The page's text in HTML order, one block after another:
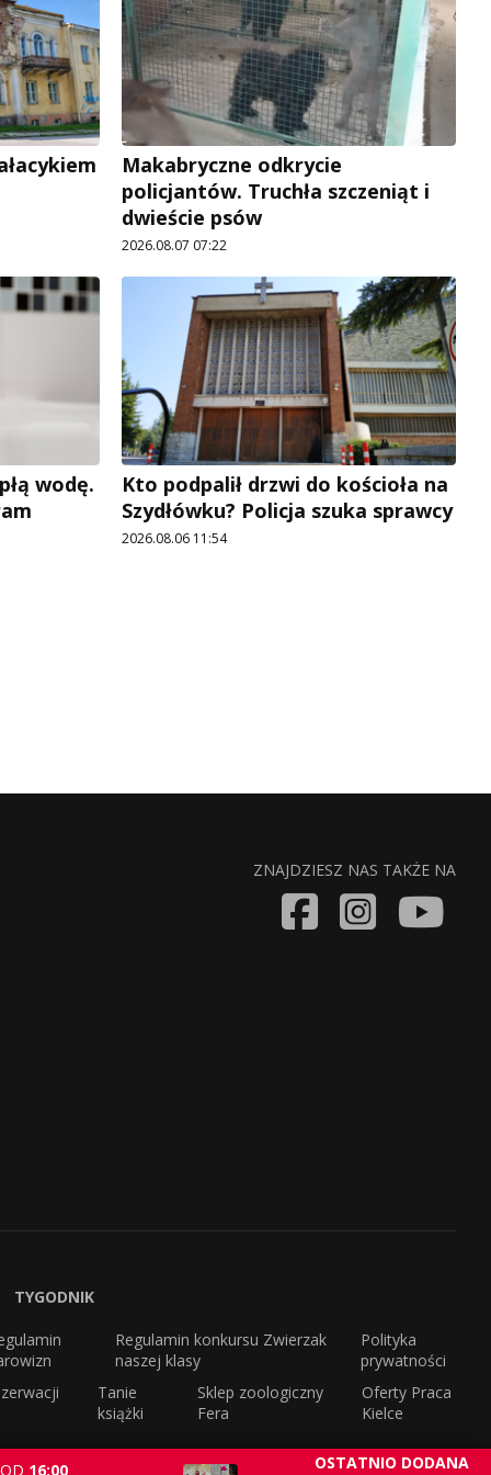
Makabryczne odkrycie
policjantów. Truchła szczeniąt i
dwieście psów
2026.08.07 07:22
wodę.
Kto podpalił drzwi do kościoła na
Szydłówku? Policja szuka sprawcy
2026.08.06 11:54
16:00
OSTATNIO DODANA
ZNAJDZIESZ NAS TAKŻE NA
TYGODNIK
Regulamin konkursu Zwierzak
naszej klasy
Polityka
prywatności
Tanie
książki
Sklep zoologiczny
Fera
Oferty Praca
Kielce